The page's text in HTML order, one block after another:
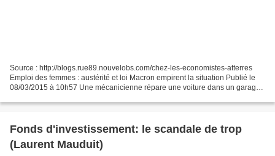
Source : http://blogs.rue89.nouvelobs.com/chez-les-economistes-atterres
Emploi des femmes : austérité et loi Macron empirent la situation Publié le
08/03/2015 à 10h57 Une mécanicienne répare une voiture dans un garage
Fonds d'investissement: le scandale de trop
(Laurent Mauduit)